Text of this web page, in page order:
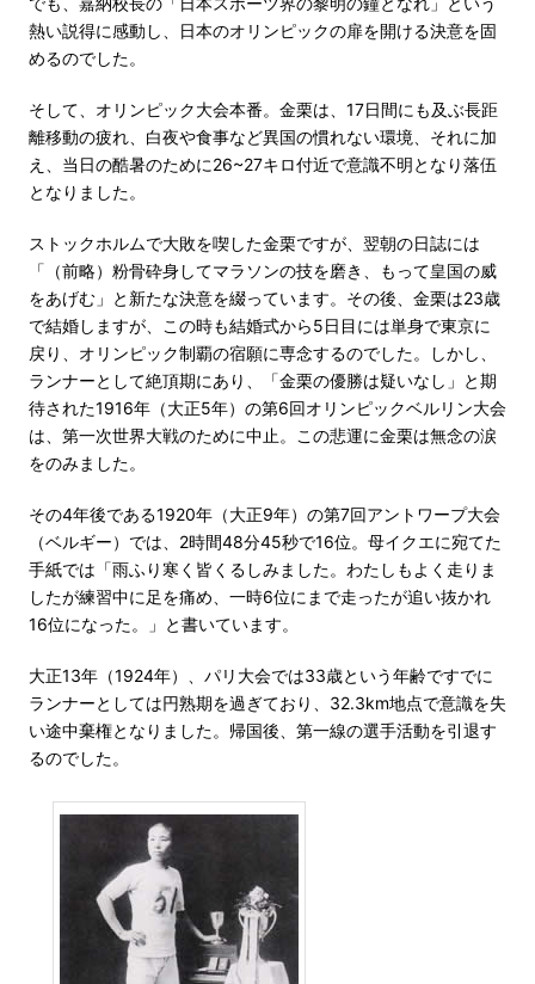
熱い説得に感動し、日本のオリンピックの扉を開ける決意を固
めるのでした。
そして、オリンピック大会本番。金栗は、17日間にも及ぶ長距
離移動の疲れ、白夜や食事など異国の慣れない環境、それに加
え、当日の酷暑のために26~27キロ付近で意識不明となり落伍
となりました。
ストックホルムで大敗を喫した金栗ですが、翌朝の日誌には
「（前略）粉骨砕身してマラソンの技を磨き、もって皇国の威
をあげむ」と新たな決意を綴っています。その後、金栗は23歳
で結婚しますが、この時も結婚式から5日目には単身で東京に
戻り、オリンピック制覇の宿願に専念するのでした。しかし、
ランナーとして絶頂期にあり、「金栗の優勝は疑いなし」と期
待された1916年（大正5年）の第6回オリンピックベルリン大会
は、第一次世界大戦のために中止。この悲運に金栗は無念の涙
をのみました。
その4年後である1920年（大正9年）の第7回アントワープ大会
（ベルギー）では、2時間48分45秒で16位。母イクエに宛てた
手紙では「雨ふり寒く皆くるしみました。わたしもよく走りま
したが練習中に足を痛め、一時6位にまで走ったが追い抜かれ
16位になった。」と書いています。
大正13年（1924年）、パリ大会では33歳という年齢ですでに
ランナーとしては円熟期を過ぎており、32.3km地点で意識を失
い途中棄権となりました。帰国後、第一線の選手活動を引退す
るのでした。